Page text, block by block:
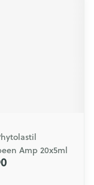
Amp 20x5ml